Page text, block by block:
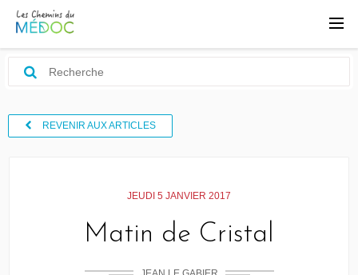
REVENIR AUX ARTICLES
JEUDI 5 JANVIER 2017
Matin de Cristal